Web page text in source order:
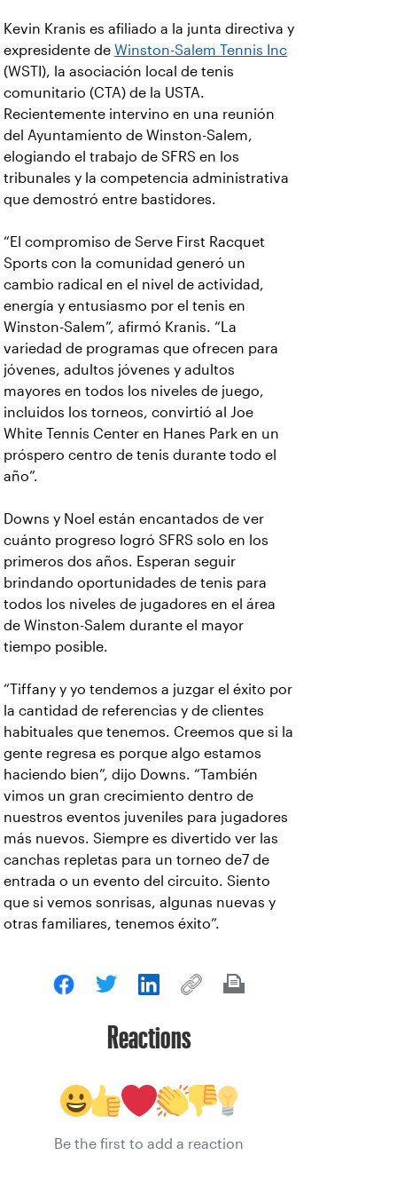
Kevin Kranis es afiliado a la junta directiva y
expresidente de Winston-Salem Tennis Inc
(WSTI), la asociación local de tenis
comunitario (CTA) de la USTA.
Recientemente intervino en una reunión
del Ayuntamiento de Winston-Salem,
elogiando el trabajo de SFRS en los
tribunales y la competencia administrativa
que demostró entre bastidores.
“El compromiso de Serve First Racquet
Sports con la comunidad generó un
cambio radical en el nivel de actividad,
energía y entusiasmo por el tenis en
Winston-Salem”, afirmó Kranis. “La
variedad de programas que ofrecen para
jóvenes, adultos jóvenes y adultos
mayores en todos los niveles de juego,
incluidos los torneos, convirtió al Joe
White Tennis Center en Hanes Park en un
próspero centro de tenis durante todo el
año”.
Downs y Noel están encantados de ver
cuánto progreso logró SFRS solo en los
primeros dos años. Esperan seguir
brindando oportunidades de tenis para
todos los niveles de jugadores en el área
de Winston-Salem durante el mayor
tiempo posible.
“Tiffany y yo tendemos a juzgar el éxito por
la cantidad de referencias y de clientes
habituales que tenemos. Creemos que si la
gente regresa es porque algo estamos
haciendo bien”, dijo Downs. “También
vimos un gran crecimiento dentro de
nuestros eventos juveniles para jugadores
más nuevos. Siempre es divertido ver las
canchas repletas para un torneo de7 de
entrada o un evento del circuito. Siento
que si vemos sonrisas, algunas nuevas y
otras familiares, tenemos éxito”.
Reactions
Be the first to add a reaction